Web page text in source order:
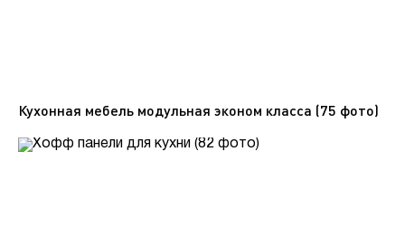
Кухонная мебель модульная эконом класса (75 фото)